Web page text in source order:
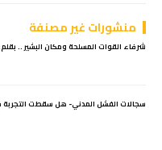
منشورات غير مصنفة
شرفاء القوات المسلحة ومكان البشير ..
سجالات الفشل المدني- هل سقطت التجربة